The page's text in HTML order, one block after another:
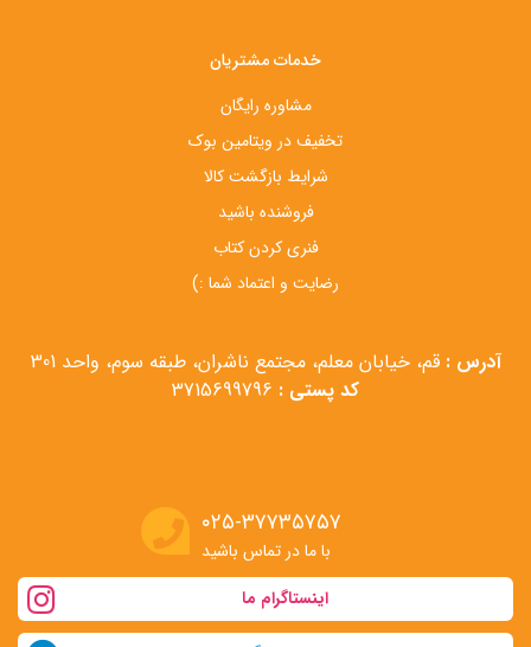
خدمات مشتریان
مشاوره رایگان
تخفیف در ویتامین بوک
شرایط بازگشت کالا
فروشنده باشید
فنری کردن کتاب
رضایت و اعتماد شما :)
آدرس : قم، خیابان معلم، مجتمع ناشران، طبقه سوم، واحد 301
کد پستی :
۰۲۵-۳۷۷۳۵۷۵۷
با ما در تماس باشید
اینستاگرام ما